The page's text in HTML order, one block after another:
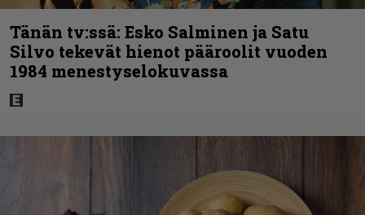
Tänän tv:ssä: Esko Salminen ja Satu
Silvo tekevät hienot pääroolit vuoden
1984 menestyselokuvassa